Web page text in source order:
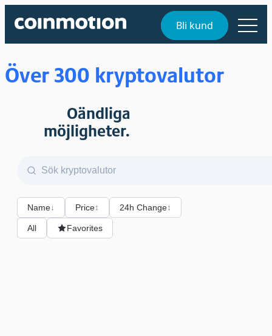
Bli kund
Över 300 kryptovalutor
Oändliga
möjligheter.
Name↓ Price↕ 24h Change↕
All Favorites